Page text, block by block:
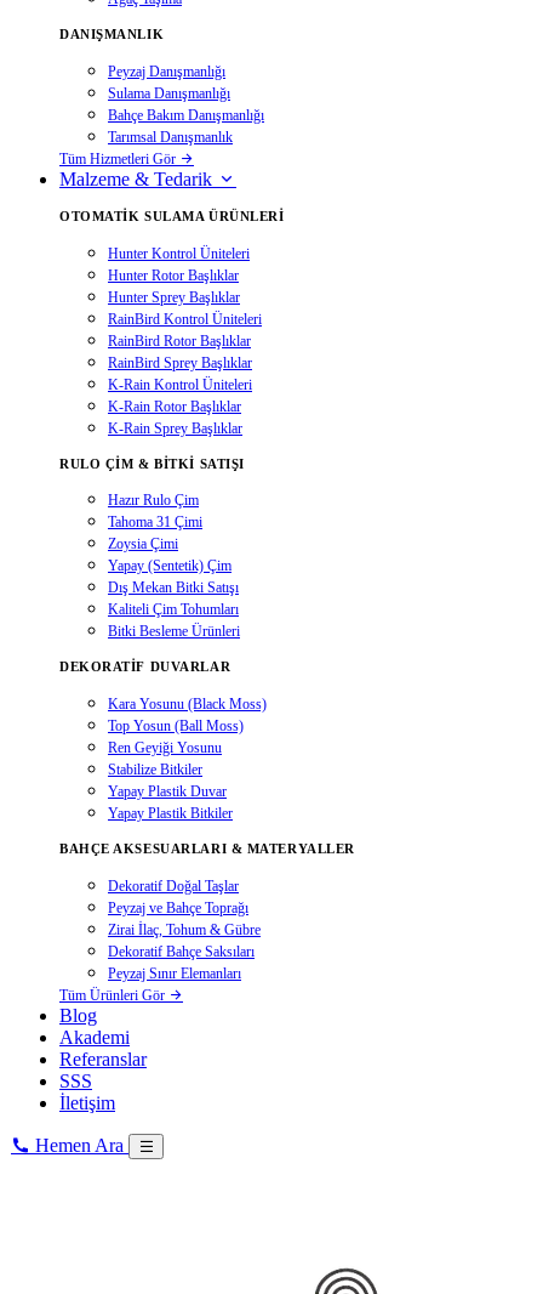
DANIŞMANLIK
Peyzaj Danışmanlığı
Sulama Danışmanlığı
Bahçe Bakım Danışmanlığı
Tarımsal Danışmanlık
Tüm Hizmetleri Gör
Malzeme & Tedarik
OTOMATIK SULAMA ÜRÜNLERI
Hunter Kontrol Üniteleri
Hunter Rotor Başlıklar
Hunter Sprey Başlıklar
RainBird Kontrol Üniteleri
RainBird Rotor Başlıklar
RainBird Sprey Başlıklar
K-Rain Kontrol Üniteleri
K-Rain Rotor Başlıklar
K-Rain Sprey Başlıklar
RULO ÇIM & BITKI SATIŞI
Hazır Rulo Çim
Tahoma 31 Çimi
Zoysia Çimi
Yapay (Sentetik) Çim
Dış Mekan Bitki Satışı
Kaliteli Çim Tohumları
Bitki Besleme Ürünleri
DEKORATIF DUVARLAR
Kara Yosunu (Black Moss)
Top Yosun (Ball Moss)
Ren Geyiği Yosunu
Stabilize Bitkiler
Yapay Plastik Duvar
Yapay Plastik Bitkiler
BAHÇE AKSESUARLARI & MATERYALLER
Dekoratif Doğal Taşlar
Peyzaj ve Bahçe Toprağı
Zirai İlaç, Tohum & Gübre
Dekoratif Bahçe Saksıları
Peyzaj Sınır Elemanları
Tüm Ürünleri Gör
Blog
Akademi
Referanslar
SSS
İletişim
Hemen Ara